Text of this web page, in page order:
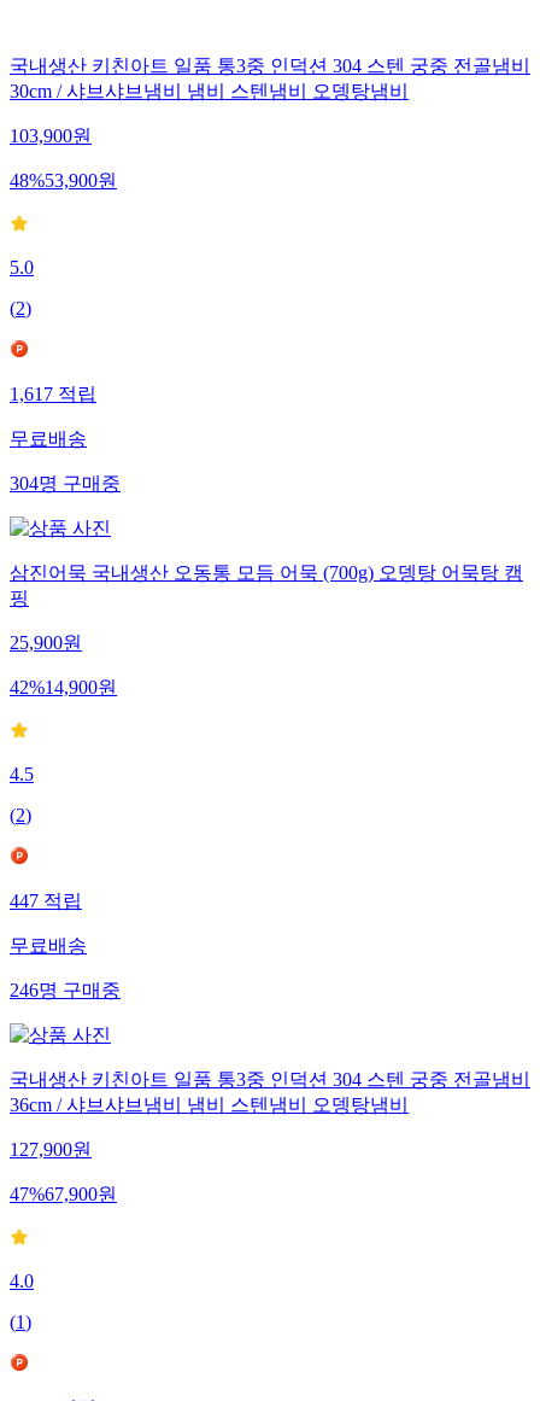
국내생산 키친아트 일품 통3중 인덕션 304 스텐 궁중 전골냄비
30cm / 샤브샤브냄비 냄비 스텐냄비 오뎅탕냄비
103,900원
48%53,900원
5.0
(2)
1,617적립
무료배송
304명구매중
삼진어묵 국내생산 오동통 모듬 어묵 (700g) 오뎅탕 어묵탕 캠
핑
25,900원
42%14,900원
4.5
(2)
447적립
무료배송
246명구매중
국내생산 키친아트 일품 통3중 인덕션 304 스텐 궁중 전골냄비
36cm / 샤브샤브냄비 냄비 스텐냄비 오뎅탕냄비
127,900원
47%67,900원
4.0
(1)